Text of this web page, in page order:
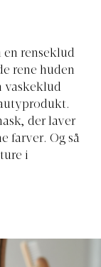
en renseklud
rene huden
vaskeklud
der laver
farver. Og så
i